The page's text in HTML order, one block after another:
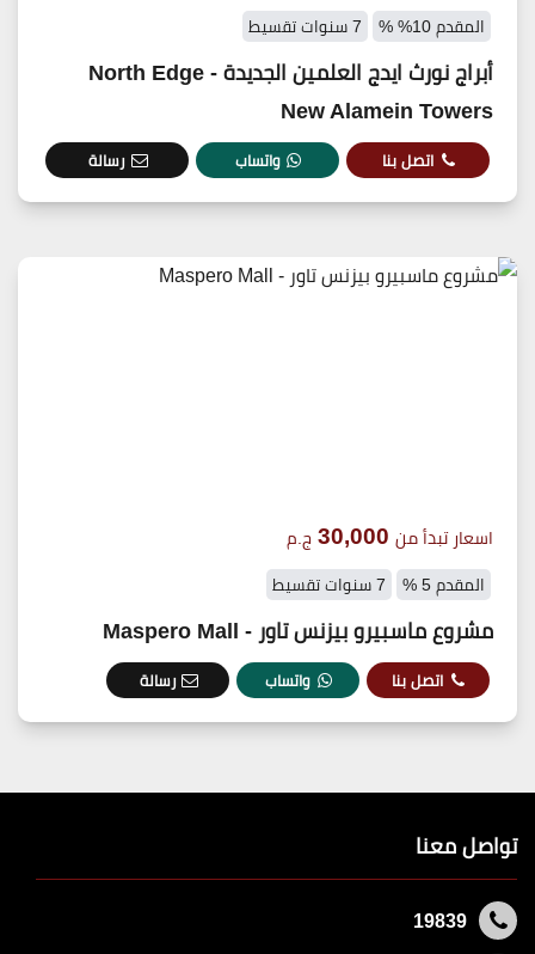
المقدم 10% % 7 سنوات تقسيط
أبراج نورث ايدج العلمين الجديدة - North Edge
New Alamein Towers
اتصل بنا واتساب رسالة
اسعار تبدأ من 30,000 ج.م
المقدم 5 % 7 سنوات تقسيط
مشروع ماسبيرو بيزنس تاور - Maspero Mall
اتصل بنا واتساب رسالة
تواصل معنا
19839